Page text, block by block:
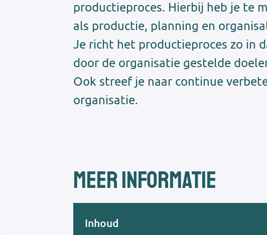
productieproces. Hierbij heb je te
als productie, planning en
Je richt het productieproces zo in
door de organisatie gestelde
Ook streef je naar continue
organisatie.
Meer informatie
Inhoud